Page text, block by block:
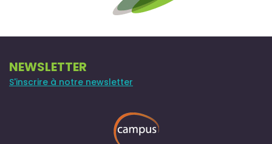
NEWSLETTER
S'inscrire à notre newsletter